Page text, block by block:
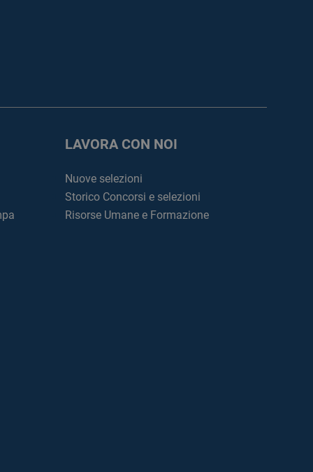
LAVORA CON NOI
Nuove selezioni
Storico Concorsi e selezioni
Risorse Umane e Formazione